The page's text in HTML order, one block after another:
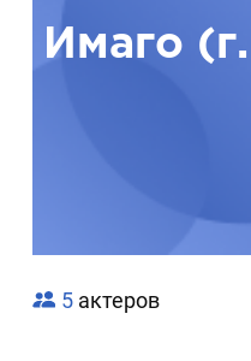
Имаго
5 актеров